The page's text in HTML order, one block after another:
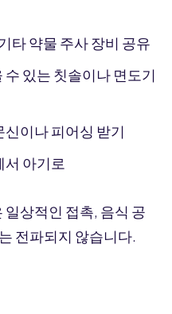
타 약물 주사 장비 공유
있는 칫솔이나 면도기
이나 피어싱 받기
아기로
상적인 접촉, 음식 공
전파되지 않습니다.